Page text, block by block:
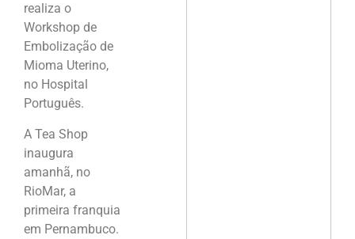
realiza o
Workshop de
Embolização de
Mioma Uterino,
no Hospital
Português.
A Tea Shop
inaugura
amanhã, no
RioMar, a
primeira franquia
em Pernambuco.